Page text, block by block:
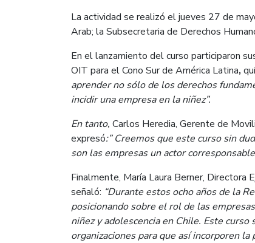
La actividad se realizó el jueves 27 de
Arab; la Subsecretaria de Derechos
En el lanzamiento del curso participaron
OIT para el Cono Sur de América Latina,
aprender no sólo de los derechos
incidir una empresa en la niñez”.
En tanto, Carlos Heredia, Gerente de
expresó:” Creemos que este curso sin
son las empresas un actor
Finalmente, María Laura Berner, Directora
señaló: “Durante estos ocho años de la
posicionando sobre el rol de las
niñez y adolescencia en Chile. Este
organizaciones para que así incorporen